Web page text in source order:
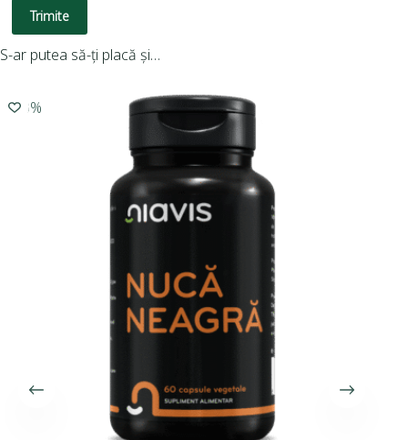
Trimite
S-ar putea să-ți placă și…
-10%